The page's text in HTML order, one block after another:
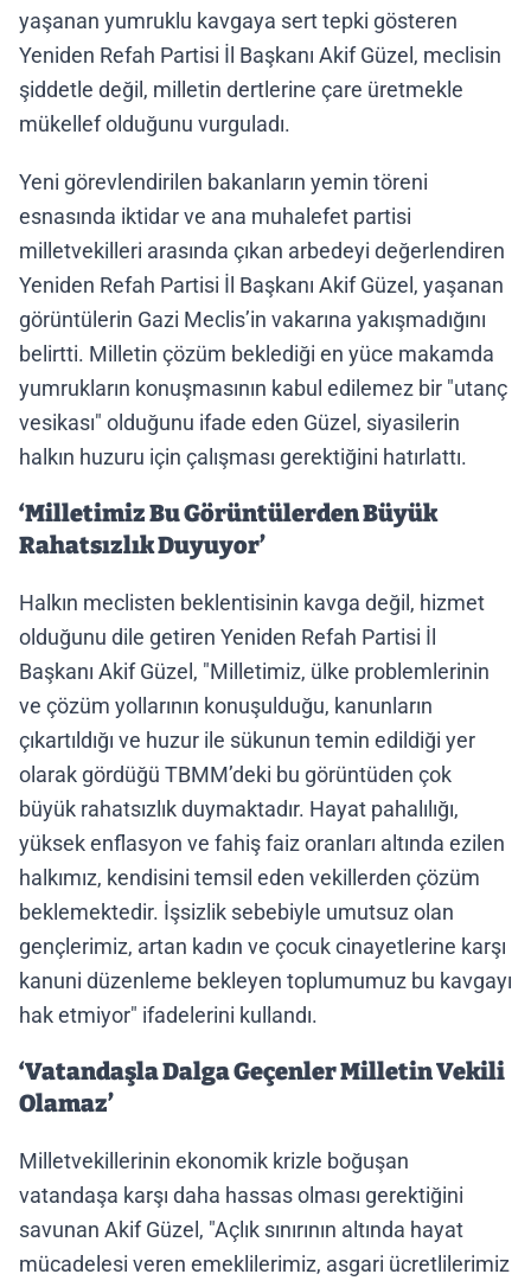
yaşanan yumruklu kavgaya sert tepki gösteren
Yeniden Refah Partisi İl Başkanı Akif Güzel, meclisin
şiddetle değil, milletin dertlerine çare üretmekle
mükellef olduğunu vurguladı.
Yeni görevlendirilen bakanların yemin töreni
esnasında iktidar ve ana muhalefet partisi
milletvekilleri arasında çıkan arbedeyi değerlendiren
Yeniden Refah Partisi İl Başkanı Akif Güzel, yaşanan
görüntülerin Gazi Meclis’in vakarına yakışmadığını
belirtti. Milletin çözüm beklediği en yüce makamda
yumrukların konuşmasının kabul edilemez bir "utanç
vesikası" olduğunu ifade eden Güzel, siyasilerin
halkın huzuru için çalışması gerektiğini hatırlattı.
‘Milletimiz Bu Görüntülerden Büyük
Rahatsızlık Duyuyor’
Halkın meclisten beklentisinin kavga değil, hizmet
olduğunu dile getiren Yeniden Refah Partisi İl
Başkanı Akif Güzel, "Milletimiz, ülke problemlerinin
ve çözüm yollarının konuşulduğu, kanunların
çıkartıldığı ve huzur ile sükunun temin edildiği yer
olarak gördüğü TBMM’deki bu görüntüden çok
büyük rahatsızlık duymaktadır. Hayat pahalılığı,
yüksek enflasyon ve fahiş faiz oranları altında ezilen
halkımız, kendisini temsil eden vekillerden çözüm
beklemektedir. İşsizlik sebebiyle umutsuz olan
gençlerimiz, artan kadın ve çocuk cinayetlerine karşı
kanuni düzenleme bekleyen toplumumuz bu kavgayı
hak etmiyor" ifadelerini kullandı.
‘Vatandaşla Dalga Geçenler Milletin Vekili
Olamaz’
Milletvekillerinin ekonomik krizle boğuşan
vatandaşa karşı daha hassas olması gerektiğini
savunan Akif Güzel, "Açlık sınırının altında hayat
mücadelesi veren emeklilerimiz, asgari ücretlilerimiz